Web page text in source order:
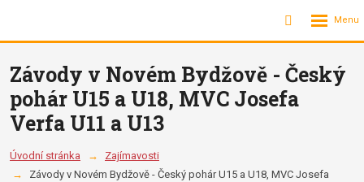
Vyhledávání
Rozbalení
menu
Závody v Novém Bydžově - Český
pohár U15 a U18, MVC Josefa
Verfa U11 a U13
Úvodní stránka
Zajímavosti
Závody v Novém Bydžově - Český pohár U15 a U18, MVC Josefa